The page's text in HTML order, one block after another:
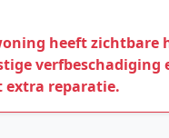
heeft zichtbare
verfbeschadiging
extra reparatie.